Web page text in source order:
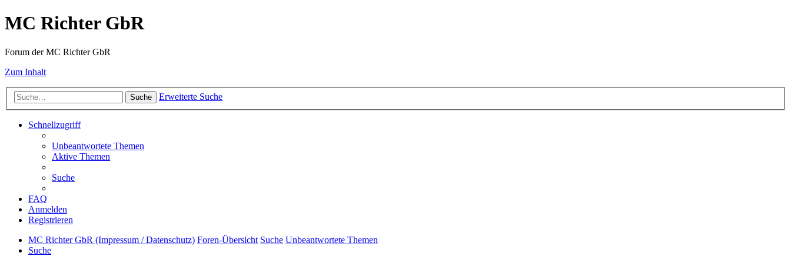
MC Richter GbR
Forum der MC Richter GbR
Zum Inhalt
Suche Erweiterte Suche
Schnellzugriff
Unbeantwortete Themen
Aktive Themen
Suche
FAQ
Anmelden
Registrieren
MC Richter GbR (Impressum / Datenschutz) Foren-Übersicht Suche Unbeantwortete Themen
Suche